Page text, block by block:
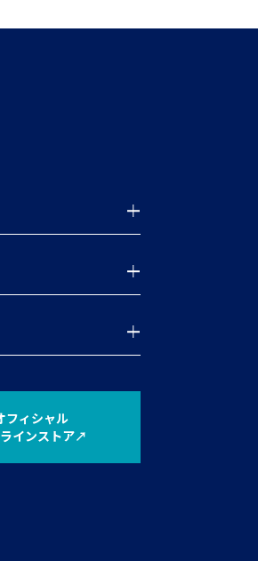
フィシャル
インストア